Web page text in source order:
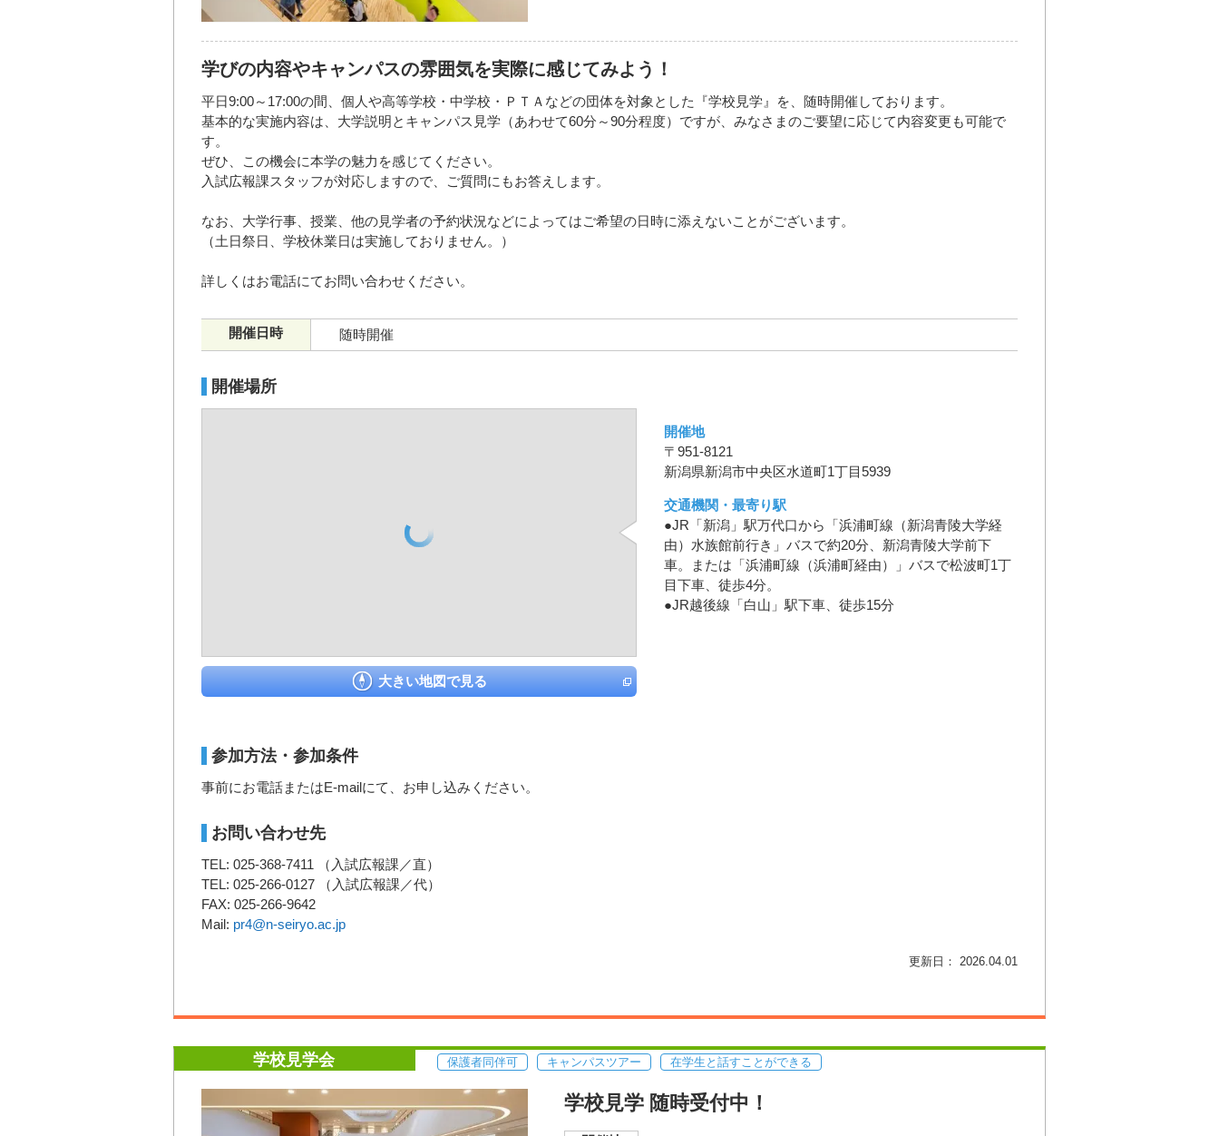
学びの内容やキャンパスの雰囲気を実際に感じてみよう！
平日9:00～17:00の間、個人や高等学校・中学校・ＰＴＡなどの団体を対象とした『学校見学』を、随時開催しております。
基本的な実施内容は、大学説明とキャンパス見学（あわせて60分～90分程度）ですが、みなさまのご要望に応じて内容変更も可能で
す。
ぜひ、この機会に本学の魅力を感じてください。
入試広報課スタッフが対応しますので、ご質問にもお答えします。
なお、大学行事、授業、他の見学者の予約状況などによってはご希望の日時に添えないことがございます。
（土日祭日、学校休業日は実施しておりません。）
詳しくはお電話にてお問い合わせください。
開催日時 随時開催
開催場所
大きい地図で見る
開催地
〒951-8121
新潟県新潟市中央区水道町1丁目5939
交通機関・最寄り駅
●JR「新潟」駅万代口から「浜浦町線（新潟青陵大学経
由）水族館前行き」バスで約20分、新潟青陵大学前下
車。または「浜浦町線（浜浦町経由）」バスで松波町1丁
目下車、徒歩4分。
●JR越後線「白山」駅下車、徒歩15分
参加方法・参加条件
事前にお電話またはE-mailにて、お申し込みください。
お問い合わせ先
TEL: 025-368-7411 （入試広報課／直）
TEL: 025-266-0127 （入試広報課／代）
FAX: 025-266-9642
Mail: pr4@n-seiryo.ac.jp
更新日： 2026.04.01
学校見学会 保護者同伴可 キャンパスツアー 在学生と話すことができる
学校見学 随時受付中！